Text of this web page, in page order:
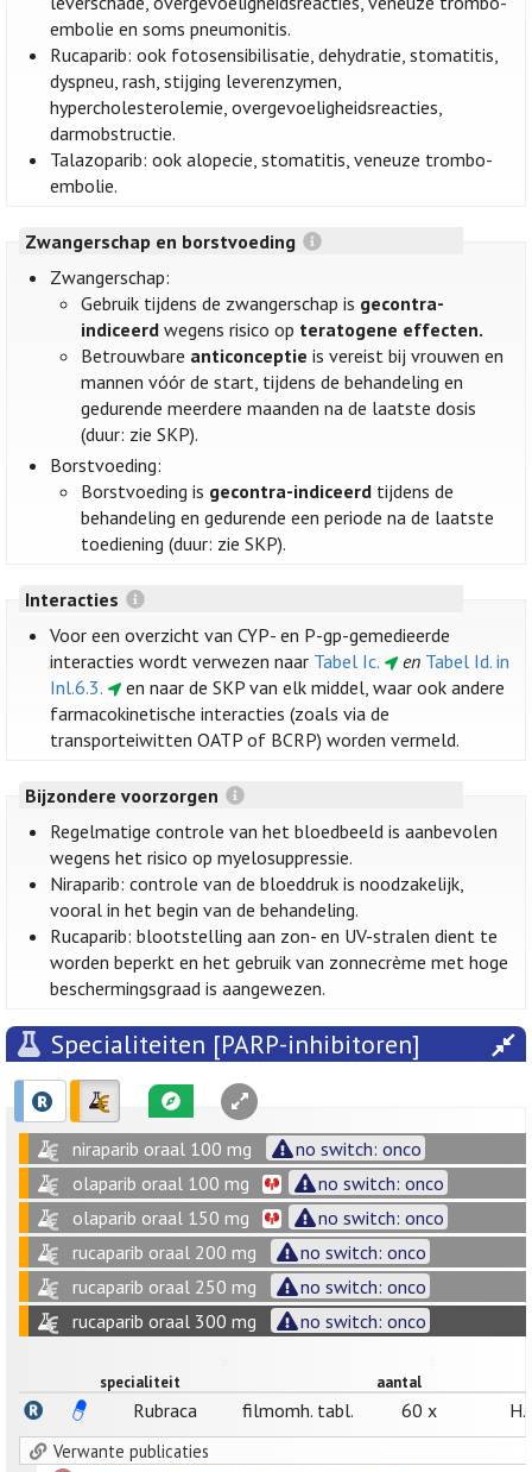
embolie en soms pneumonitis.
Rucaparib: ook fotosensibilisatie, dehydratie, stomatitis,
dyspneu, rash, stijging leverenzymen,
hypercholesterolemie, overgevoeligheidsreacties,
darmobstructie.
Talazoparib: ook alopecie, stomatitis, veneuze trombo-
embolie.
Zwangerschap en borstvoeding
Zwangerschap:
Gebruik tijdens de zwangerschap is gecontra-
indiceerd wegens risico op teratogene effecten.
Betrouwbare anticonceptie is vereist bij vrouwen en
mannen vóór de start, tijdens de behandeling en
gedurende meerdere maanden na de laatste dosis
(duur: zie SKP).
Borstvoeding:
Borstvoeding is gecontra-indiceerd tijdens de
behandeling en gedurende een periode na de laatste
toediening (duur: zie SKP).
Interacties
Voor een overzicht van CYP- en P-gp-gemedieerde
interacties wordt verwezen naar Tabel Ic. en Tabel Id. in
Inl.6.3.
en naar de SKP van elk middel, waar ook andere
farmacokinetische interacties (zoals via de
transporteiwitten OATP of BCRP) worden vermeld.
Bijzondere voorzorgen
Regelmatige controle van het bloedbeeld is aanbevolen
wegens het risico op myelosuppressie.
Niraparib: controle van de bloeddruk is noodzakelijk,
vooral in het begin van de behandeling.
Rucaparib: blootstelling aan zon- en UV-stralen dient te
worden beperkt en het gebruik van zonnecrème met hoge
beschermingsgraad is aangewezen.
Specialiteiten [PARP-inhibitoren]
niraparib oraal 100 mg
no switch: onco
olaparib oraal 100 mg
no switch: onco
olaparib oraal 150 mg
no switch: onco
rucaparib oraal 200 mg
no switch: onco
rucaparib oraal 250 mg
no switch: onco
rucaparib oraal 300 mg
no switch: onco
specialiteit aantal
Rubraca filmomh. tabl. 60 x
Verwante publicaties